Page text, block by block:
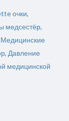
очки,
медсестёр,
Медицинские
, Давление
медицинской